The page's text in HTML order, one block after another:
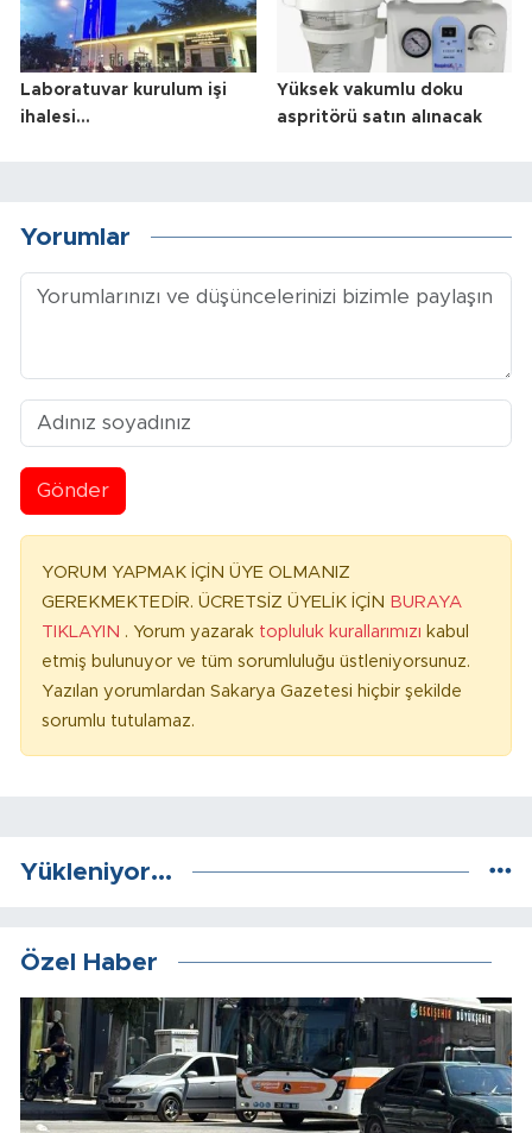
Laboratuvar kurulum işi
ihalesi...
Yüksek vakumlu doku
aspritörü satın alınacak
Yorumlar
Gönder
YORUM YAPMAK İÇİN ÜYE OLMANIZ
GEREKMEKTEDİR. ÜCRETSİZ ÜYELİK İÇİN BURAYA
TIKLAYIN . Yorum yazarak topluluk kurallarımızı kabul
etmiş bulunuyor ve tüm sorumluluğu üstleniyorsunuz.
Yazılan yorumlardan Sakarya Gazetesi hiçbir şekilde
sorumlu tutulamaz.
Yükleniyor...
Özel Haber